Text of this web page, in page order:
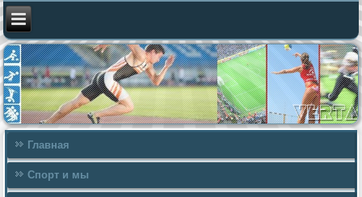
Главная
Спорт и мы